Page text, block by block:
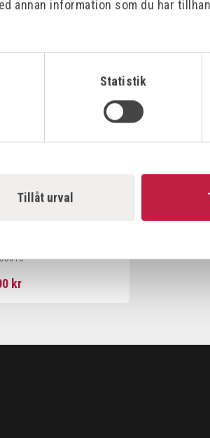
annan information som du har
Statistik
Tillåt urval
kr